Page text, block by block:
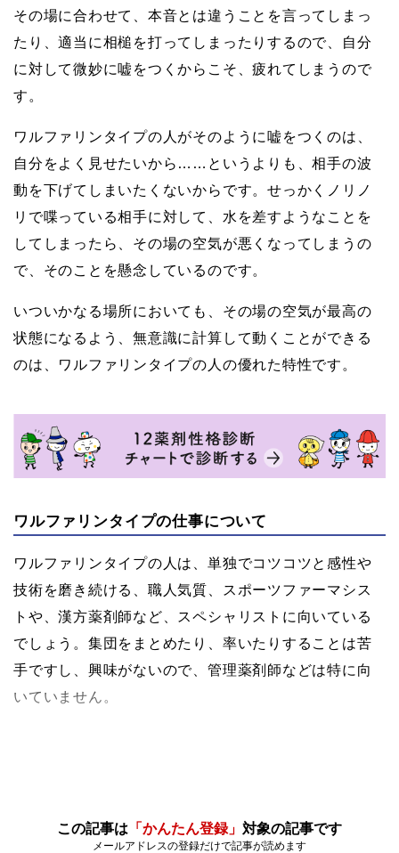
その場に合わせて、本音とは違うことを言ってしまっ
たり、適当に相槌を打ってしまったりするので、自分
に対して微妙に嘘をつくからこそ、疲れてしまうので
す。
ワルファリンタイプの人がそのように嘘をつくのは、
自分をよく見せたいから……というよりも、相手の波
動を下げてしまいたくないからです。せっかくノリノ
リで喋っている相手に対して、水を差すようなことを
してしまったら、その場の空気が悪くなってしまうの
で、そのことを懸念しているのです。
いついかなる場所においても、その場の空気が最高の
状態になるよう、無意識に計算して動くことができる
のは、ワルファリンタイプの人の優れた特性です。
ワルファリンタイプの仕事について
ワルファリンタイプの人は、単独でコツコツと感性や
技術を磨き続ける、職人気質、スポーツファーマシス
トや、漢方薬剤師など、スペシャリストに向いている
でしょう。集団をまとめたり、率いたりすることは苦
手ですし、興味がないので、管理薬剤師などは特に向
いていません。
この記事は 「かんたん登録」 対象の記事です
メールアドレスの登録だけで記事が読めます